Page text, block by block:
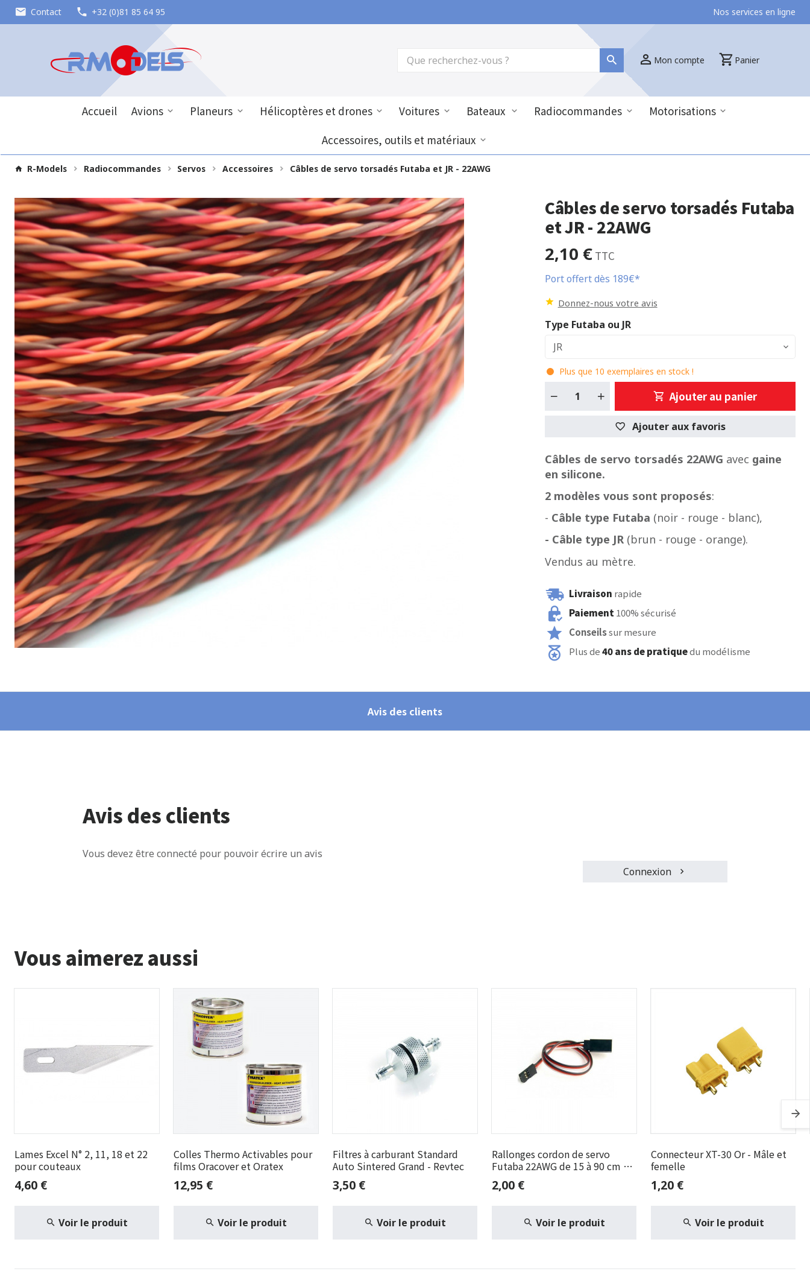
Contact +32 (0)81 85 64 95 Nos services en ligne
Mon compte Panier
Accueil Avions Planeurs Hélicoptères et drones Voitures Bateaux Radiocommandes
Motorisations
Accessoires, outils et matériaux
R-Models Radiocommandes Servos Accessoires Câbles de servo torsadés Futaba et JR - 22AWG
Câbles de servo torsadés Futaba
et JR - 22AWG
2,10 € TTC
Port offert dès 189€*
Donnez-nous votre avis
Type Futaba ou JR
JR
Plus que 10 exemplaires en stock !
Ajouter au panier
Ajouter aux favoris
Câbles de servo torsadés 22AWG avec gaine
en silicone.
2 modèles vous sont proposés:
- Câble type Futaba (noir - rouge - blanc),
- Câble type JR (brun - rouge - orange).
Vendus au mètre.
Livraison rapide
Paiement 100% sécurisé
Conseilssur mesure
Plus de40 ans de pratiquedu modélisme
Avis des clients
Avis des clients
Vous devez être connecté pour pouvoir écrire un avis
Connexion
Vous aimerez aussi
Lames Excel N° 2, 11, 18 et 22
pour couteaux
4,60 €
Voir le produit
Colles Thermo Activables pour
films Oracover et Oratex
12,95 €
Voir le produit
Filtres à carburant Standard
Auto Sintered Grand - Revtec
3,50 €
Voir le produit
Rallonges cordon de servo
Futaba 22AWG de 15 à 90 cm G-
Force
2,00 €
Voir le produit
Connecteur XT-30 Or - Mâle et
femelle
1,20 €
Voir le produit